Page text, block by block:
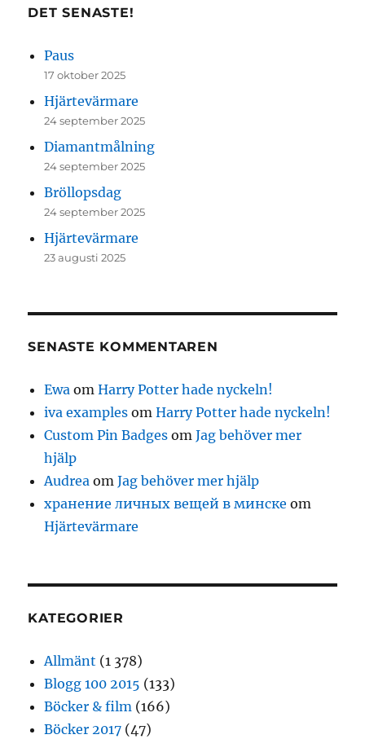
DET SENASTE!
Paus
17 oktober 2025
Hjärtevärmare
24 september 2025
Diamantmålning
24 september 2025
Bröllopsdag
24 september 2025
Hjärtevärmare
23 augusti 2025
SENASTE KOMMENTAREN
Ewa omHarry Potter hade nyckeln!
iva examples omHarry Potter hade nyckeln!
Custom Pin Badges omJag behöver mer
hjälp
Audrea omJag behöver mer hjälp
хранение личных вещей в минске om
Hjärtevärmare
KATEGORIER
Allmänt (1 378)
Blogg 100 2015 (133)
Böcker & film (166)
Böcker 2017 (47)